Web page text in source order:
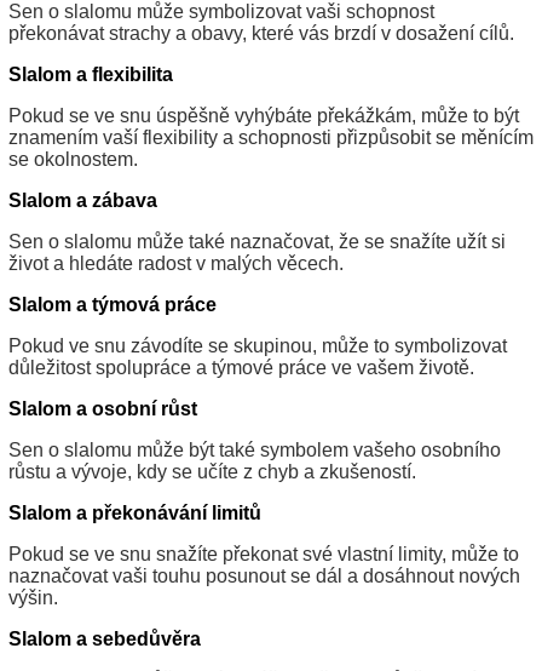
Sen o slalomu může symbolizovat vaši schopnost
překonávat strachy a obavy, které vás brzdí v dosažení cílů.
Slalom a flexibilita
Pokud se ve snu úspěšně vyhýbáte překážkám, může to být
znamením vaší flexibility a schopnosti přizpůsobit se měnícím
se okolnostem.
Slalom a zábava
Sen o slalomu může také naznačovat, že se snažíte užít si
život a hledáte radost v malých věcech.
Slalom a týmová práce
Pokud ve snu závodíte se skupinou, může to symbolizovat
důležitost spolupráce a týmové práce ve vašem životě.
Slalom a osobní růst
Sen o slalomu může být také symbolem vašeho osobního
růstu a vývoje, kdy se učíte z chyb a zkušeností.
Slalom a překonávání limitů
Pokud se ve snu snažíte překonat své vlastní limity, může to
naznačovat vaši touhu posunout se dál a dosáhnout nových
výšin.
Slalom a sebedůvěra